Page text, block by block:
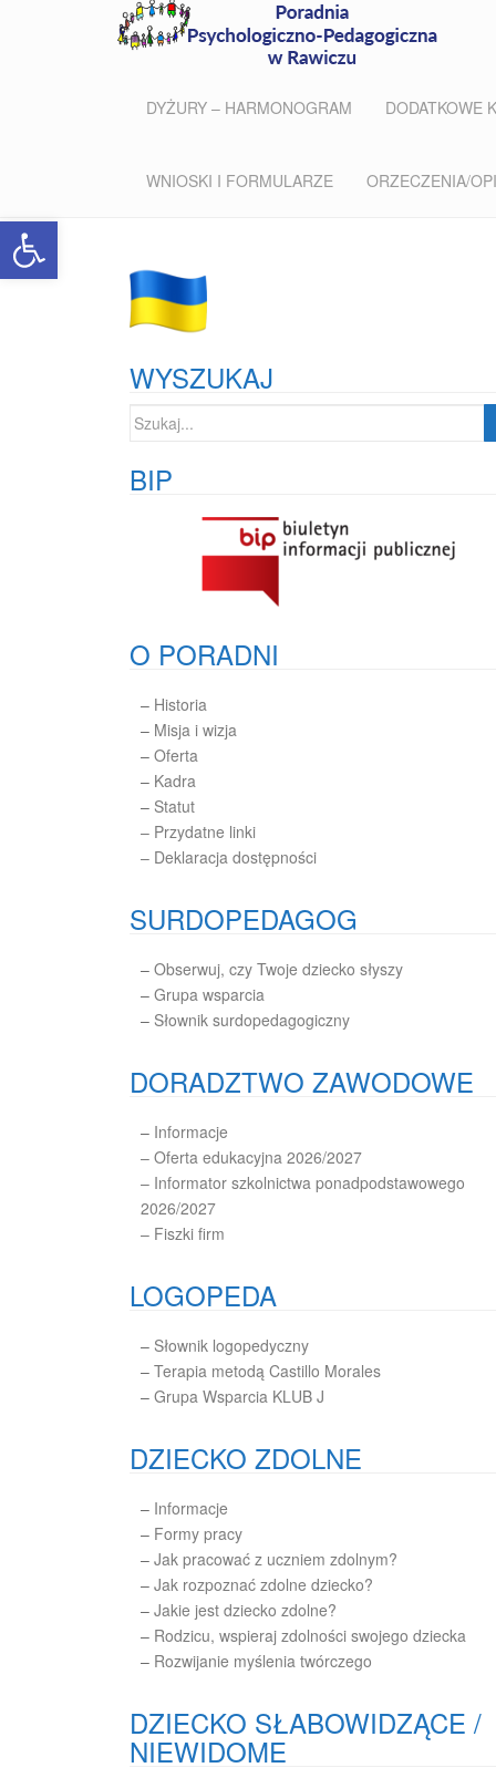
Open toolbar
DYŻURY – HARMONOGRAM DODATKOWE
WNIOSKI I FORMULARZE ORZECZENIA/
WYSZUKAJ
Szukaj:
BIP
O PORADNI
– Historia
– Misja i wizja
– Oferta
– Kadra
– Statut
– Przydatne linki
– Deklaracja dostępności
SURDOPEDAGOG
– Obserwuj, czy Twoje dziecko słyszy
– Grupa wsparcia
– Słownik surdopedagogiczny
DORADZTWO ZAWODOWE
– Informacje
– Oferta edukacyjna 2026/2027
– Informator szkolnictwa ponadpodstawowego
2026/2027
– Fiszki firm
LOGOPEDA
– Słownik logopedyczny
– Terapia metodą Castillo Morales
– Grupa Wsparcia KLUB J
DZIECKO ZDOLNE
– Informacje
– Formy pracy
– Jak pracować z uczniem zdolnym?
– Jak rozpoznać zdolne dziecko?
– Jakie jest dziecko zdolne?
– Rodzicu, wspieraj zdolności swojego dziecka
– Rozwijanie myślenia twórczego
DZIECKO SŁABOWIDZĄCE /
NIEWIDOME